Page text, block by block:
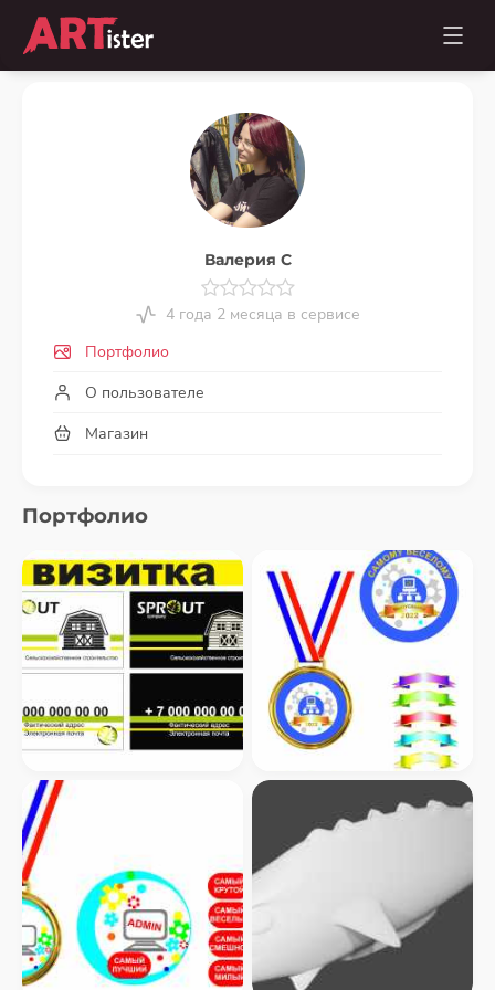
Валерия С
4 года 2 месяца в сервисе
Портфолио
О пользователе
Магазин
Портфолио